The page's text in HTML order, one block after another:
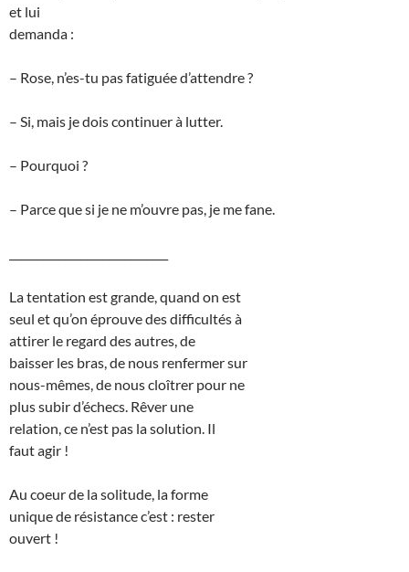
et lui
demanda :
– Rose, n’es-tu pas fatiguée d’attendre ?
– Si, mais je dois continuer à lutter.
– Pourquoi ?
– Parce que si je ne m’ouvre pas, je me fane.
La tentation est grande, quand on est
seul et qu’on éprouve des difficultés à
attirer le regard des autres, de
baisser les bras, de nous renfermer sur
nous-mêmes, de nous cloîtrer pour ne
plus subir d’échecs. Rêver une
relation, ce n’est pas la solution. Il
faut agir !
Au coeur de la solitude, la forme
unique de résistance c’est : rester
ouvert !